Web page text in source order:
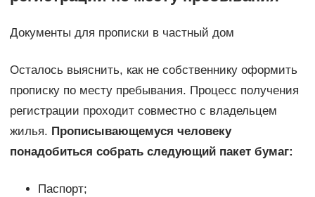
Документы для прописки в частный дом
Осталось выяснить, как не собственнику оформить
прописку по месту пребывания. Процесс получения
регистрации проходит совместно с владельцем
жилья. Прописывающемуся человеку
понадобиться собрать следующий пакет бумаг:
Паспорт;